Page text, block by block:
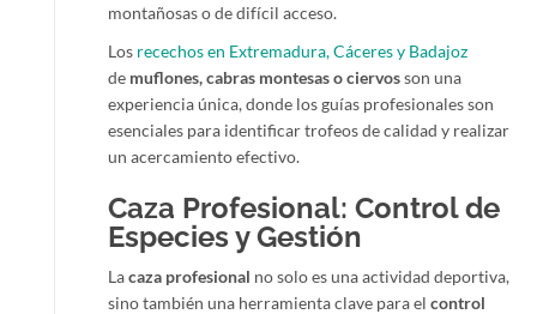
montañosas o de difícil acceso.
Los recechos en Extremadura, Cáceres y Badajoz
de muflones, cabras montesas o ciervosson una
experiencia única, donde los guías profesionales son
esenciales para identificar trofeos de calidad y realizar
un acercamiento efectivo.
Caza Profesional: Control de
Especies y Gestión
Lacaza profesional no solo es una actividad deportiva,
sino también una herramienta clave para el control